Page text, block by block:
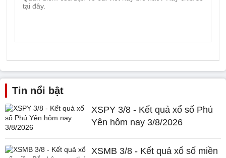
Tin nổi bật
XSPY 3/8 - Kết quả xổ số Phú
Yên hôm nay 3/8/2026
XSMB 3/8 - Kết quả xổ số miền